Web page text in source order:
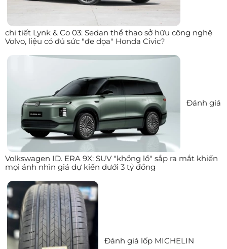
chi tiết Lynk & Co 03: Sedan thể thao sở hữu công nghệ
Volvo, liệu có đủ sức "đe dọa" Honda Civic?
Đánh giá
Volkswagen ID. ERA 9X: SUV "khổng lồ" sắp ra mắt khiến
mọi ánh nhìn giá dự kiến dưới 3 tỷ đồng
Đánh giá lốp MICHELIN